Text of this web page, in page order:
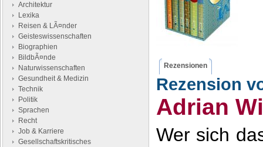
Architektur
Lexika
Reisen & LÃ¤nder
Geisteswissenschaften
Biographien
BildbÃ¤nde
Naturwissenschaften
Gesundheit & Medizin
Technik
Politik
Sprachen
Recht
Job & Karriere
Gesellschaftskritisches
Rezensionen
Rezension
Adrian
Wer sich